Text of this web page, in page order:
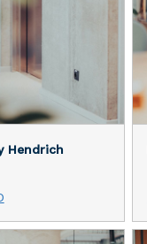
Hendrich